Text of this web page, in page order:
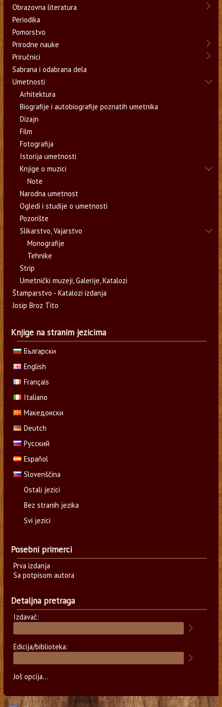
Obrazovna literatura
Periodika
Pomorstvo
Prirodne nauke
Priručnici
Sabrana i odabrana dela
Umetnosti
Arhitektura
Biografije i autobiografije poznatih umetnika
Dizajn
Film
Fotografija
Istorija umetnosti
Knjige o muzici
Note
Narodna umetnost
Ogledi i studije o umetnosti
Pozorište
Slikarstvo, Vajarstvo
Monografije
Tehnike
Strip
Umetnički muzeji, Galerije, Katalozi
Štamparstvo - Katalozi izdanja
Josip Broz Tito
Knjige na stranim jezicima
Български
English
Français
Italiano
Македонски
Deutch
Русский
Español
Slovenščina
Ostali jezici
Bez stranih jezika
Svi jezici
Posebni primerci
Prva izdanja
Sa potpisom autora
Detaljna pretraga
Izdavač:
Edicija/biblioteka:
Još opcija...